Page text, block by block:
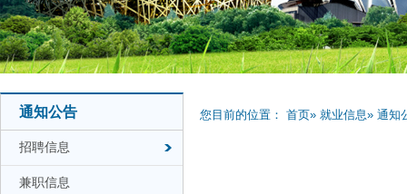
通知公告
招聘信息
兼职信息
您目前的位置： 首页» 就业信息» 通知